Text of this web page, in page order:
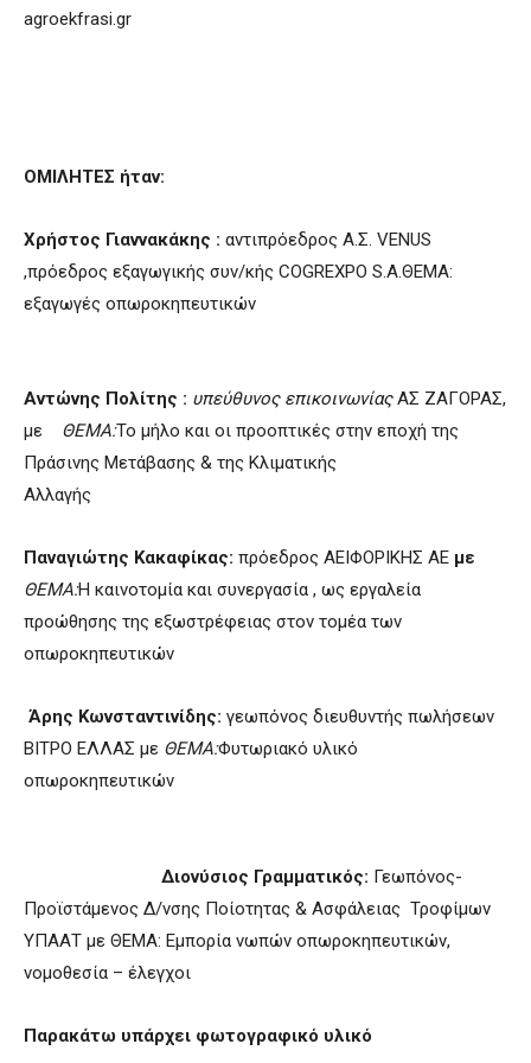
agroekfrasi.gr
ΟΜΙΛΗΤΕΣ ήταν:
Χρήστος Γιαννακάκης : αντιπρόεδρος Α.Σ. VENUS
,πρόεδρος εξαγωγικής συν/κής COGREXPO S.A.ΘΕΜΑ:
εξαγωγές οπωροκηπευτικών
Αντώνης Πολίτης : υπεύθυνος επικοινωνίαςΑΣ ΖΑΓΟΡΑΣ,
με ΘΕΜΑ:Το μήλο και οι προοπτικές στην εποχή της
Πράσινης Μετάβασης & της Κλιματικής
Αλλαγής
Παναγιώτης Κακαφίκας: πρόεδρος ΑΕΙΦΟΡΙΚΗΣ ΑΕ με
ΘΕΜΑ:Η καινοτομία και συνεργασία , ως εργαλεία
προώθησης της εξωστρέφειας στον τομέα των
οπωροκηπευτικών
Άρης Κωνσταντινίδης: γεωπόνος διευθυντής πωλήσεων
ΒΙΤΡΟ ΕΛΛΑΣ με ΘΕΜΑ:Φυτωριακό υλικό
οπωροκηπευτικών
Διονύσιος Γραμματικός: Γεωπόνος-
Προϊστάμενος Δ/νσης Ποίοτητας & Ασφάλειας Τροφίμων
ΥΠΑΑΤ με ΘΕΜΑ: Εμπορία νωπών οπωροκηπευτικών,
νομοθεσία – έλεγχοι
Παρακάτω υπάρχει φωτογραφικό υλικό